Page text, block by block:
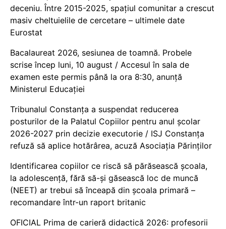
deceniu. Între 2015-2025, spațiul comunitar a crescut
masiv cheltuielile de cercetare – ultimele date
Eurostat
Bacalaureat 2026, sesiunea de toamnă. Probele
scrise încep luni, 10 august / Accesul în sala de
examen este permis până la ora 8:30, anunță
Ministerul Educației
Tribunalul Constanța a suspendat reducerea
posturilor de la Palatul Copiilor pentru anul școlar
2026-2027 prin decizie executorie / ISJ Constanța
refuză să aplice hotărârea, acuză Asociația Părinților
Identificarea copiilor ce riscă să părăsească școala,
la adolescență, fără să-și găsească loc de muncă
(NEET) ar trebui să înceapă din școala primară –
recomandare într-un raport britanic
OFICIAL Prima de carieră didactică 2026: profesorii